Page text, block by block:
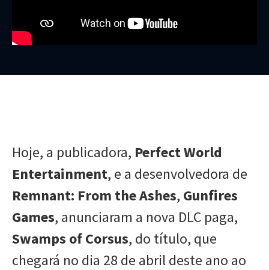
Hoje, a publicadora, Perfect World
Entertainment, e a desenvolvedora de
Remnant: From the Ashes, Gunfires
Games, anunciaram a nova DLC paga,
Swamps of Corsus, do título, que
chegará no dia 28 de abril deste ano ao